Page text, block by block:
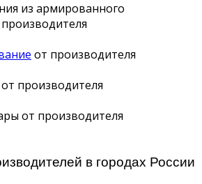
из армированного
от производителя
производителя
от производителя
в городах России